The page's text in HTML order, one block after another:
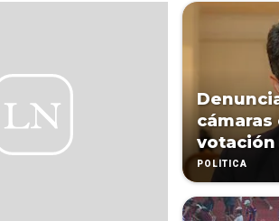
cámaras
votación
POLÍTICA